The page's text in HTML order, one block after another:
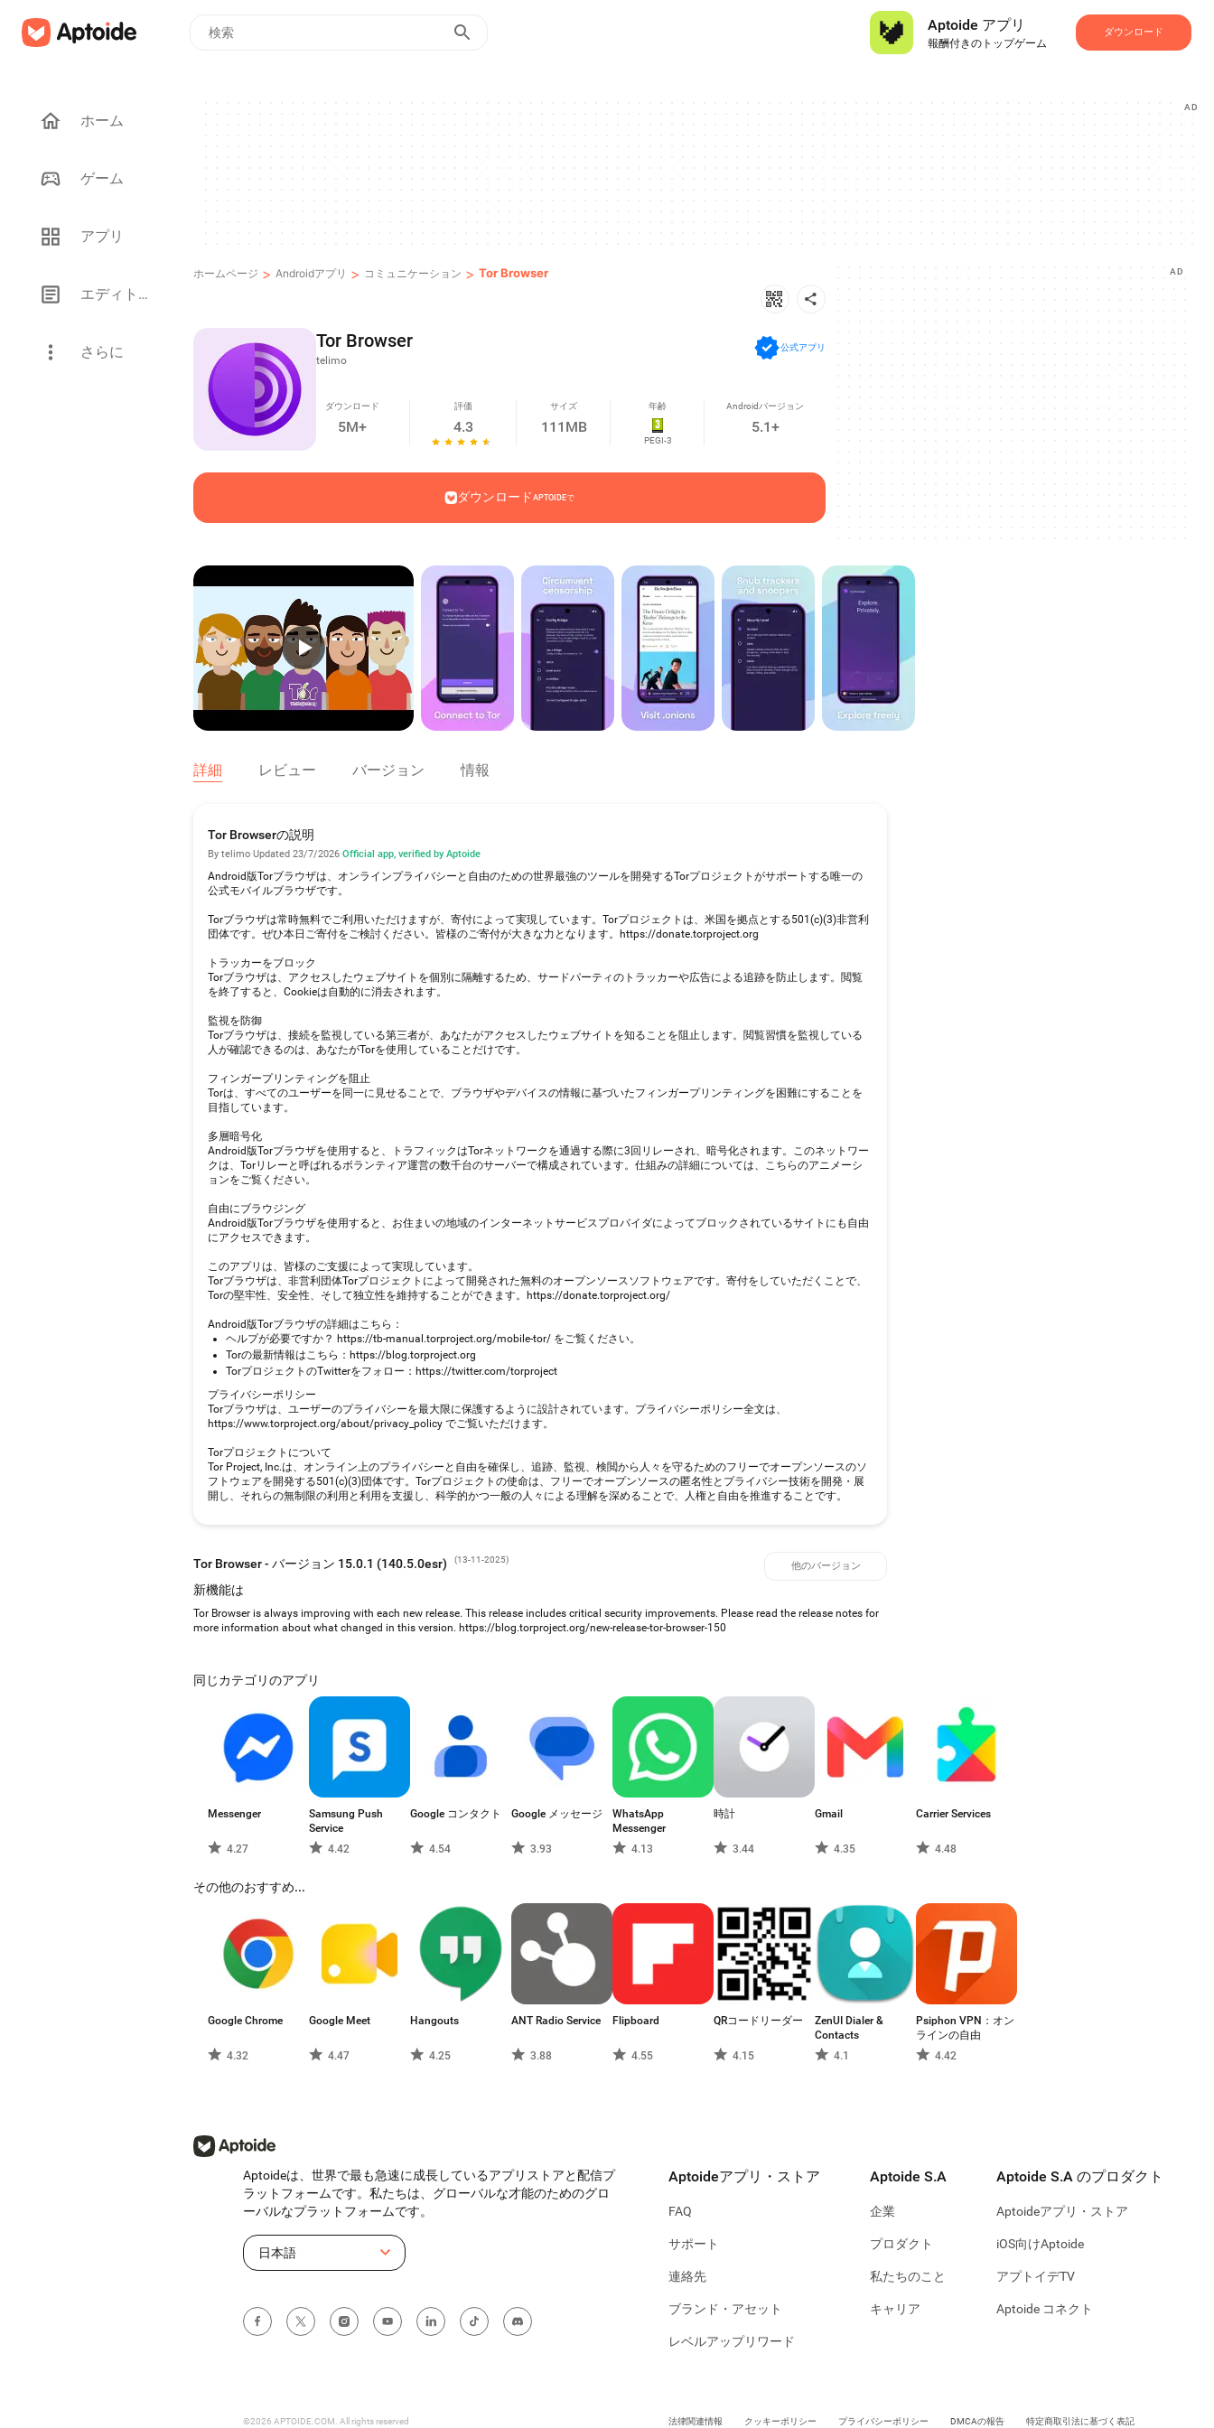
Aptoide アプリ
報酬付きのトップゲーム
ダウンロード
ホーム
ゲーム
アプリ
エディトリアル
さらに
AD
ホームページ > Androidアプリ > コミュニケーション > Tor Browser
Tor Browser
telimo
公式アプリ
ダウンロード
5M+
評価
4.3
サイズ
111MB
年齢
PEGI-3
Androidバージョン
5.1+
ダウンロード APTOIDEで
AD
詳細 レビュー バージョン 情報
Tor Browserの説明
By telimo·Updated 23/7/2026·Official app, verified by Aptoide
Android版Torブラウザは、オンラインプライバシーと自由のための世界最強のツールを開発するTorプロジェクトがサポートする唯一の
公式モバイルブラウザです。
Torブラウザは常時無料でご利用いただけますが、寄付によって実現しています。Torプロジェクトは、米国を拠点とする501(c)(3)非営利
団体です。ぜひ本日ご寄付をご検討ください。皆様のご寄付が大きな力となります。https://donate.torproject.org
トラッカーをブロック
Torブラウザは、アクセスしたウェブサイトを個別に隔離するため、サードパーティのトラッカーや広告による追跡を防止します。閲覧
を終了すると、Cookieは自動的に消去されます。
監視を防御
Torブラウザは、接続を監視している第三者が、あなたがアクセスしたウェブサイトを知ることを阻止します。閲覧習慣を監視している
人が確認できるのは、あなたがTorを使用していることだけです。
フィンガープリンティングを阻止
Torは、すべてのユーザーを同一に見せることで、ブラウザやデバイスの情報に基づいたフィンガープリンティングを困難にすることを
目指しています。
多層暗号化
Android版Torブラウザを使用すると、トラフィックはTorネットワークを通過する際に3回リレーされ、暗号化されます。このネットワー
クは、Torリレーと呼ばれるボランティア運営の数千台のサーバーで構成されています。仕組みの詳細については、こちらのアニメーシ
ョンをご覧ください。
自由にブラウジング
Android版Torブラウザを使用すると、お住まいの地域のインターネットサービスプロバイダによってブロックされているサイトにも自由
にアクセスできます。
このアプリは、皆様のご支援によって実現しています。
Torブラウザは、非営利団体Torプロジェクトによって開発された無料のオープンソースソフトウェアです。寄付をしていただくことで、
Torの堅牢性、安全性、そして独立性を維持することができます。https://donate.torproject.org/
Android版Torブラウザの詳細はこちら：
ヘルプが必要ですか？ https://tb-manual.torproject.org/mobile-tor/ をご覧ください。
Torの最新情報はこちら：https://blog.torproject.org
TorプロジェクトのTwitterをフォロー：https://twitter.com/torproject
プライバシーポリシー
Torブラウザは、ユーザーのプライバシーを最大限に保護するように設計されています。プライバシーポリシー全文は、
https://www.torproject.org/about/privacy_policy でご覧いただけます。
Torプロジェクトについて
Tor Project, Inc.は、オンライン上のプライバシーと自由を確保し、追跡、監視、検閲から人々を守るためのフリーでオープンソースのソ
フトウェアを開発する501(c)(3)団体です。Torプロジェクトの使命は、フリーでオープンソースの匿名性とプライバシー技術を開発・展
開し、それらの無制限の利用と利用を支援し、科学的かつ一般の人々による理解を深めることで、人権と自由を推進することです。
Tor Browser - バージョン 15.0.1 (140.5.0esr) (13-11-2025)
他のバージョン
新機能は
Tor Browser is always improving with each new release. This release includes critical security improvements. Please read the release notes for
more information about what changed in this version. https://blog.torproject.org/new-release-tor-browser-150
同じカテゴリのアプリ
Messenger
4.27
Samsung Push
Service
4.42
Google コンタクト
4.54
Google メッセージ
3.93
WhatsApp
Messenger
4.13
時計
3.44
Gmail
4.35
Carrier Services
4.48
その他のおすすめ...
Google Chrome
4.32
Google Meet
4.47
Hangouts
4.25
ANT Radio Service
3.88
Flipboard
4.55
QRコードリーダー
4.15
ZenUI Dialer &
Contacts
4.1
Psiphon VPN：オン
ラインの自由
4.42
Aptoideは、世界で最も急速に成長しているアプリストアと配信プ
ラットフォームです。私たちは、グローバルな才能のためのグロ
ーバルなプラットフォームです。
日本語
©2026 APTOIDE.COM. All rights reserved
Aptoideアプリ・ストア
FAQ
サポート
連絡先
ブランド・アセット
レベルアップリワード
法律関連情報 クッキーポリシー プライバシーポリシー DMCAの報告 特定商取引法に基づく表記
Aptoide S.A
企業
プロダクト
私たちのこと
キャリア
Aptoide S.A のプロダクト
Aptoideアプリ・ストア
iOS向けAptoide
アプトイデTV
Aptoide コネクト